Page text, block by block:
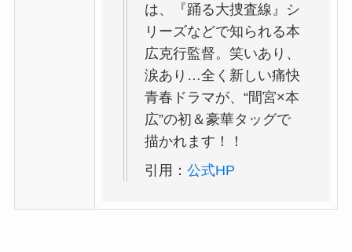
は、『踊る大捜査線』シ
リーズなどで知られる本
広克行監督。笑いあり、
涙あり…全く新しい痛快
青春ドラマが、“間宮×本
広”の初＆豪華タッグで
描かれます！！
引用： 公式HP